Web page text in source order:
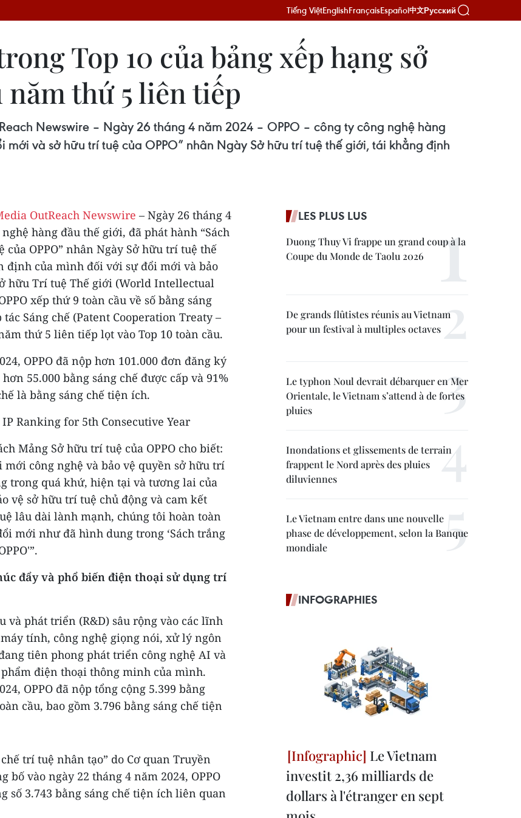
Tiếng ViệtEnglishFrançaisEspañol中文Русский
Top 10 của bảng xếp hạng sở
thứ 5 liên tiếp
Newswire – Ngày 26 tháng 4 năm 2024 – OPPO – công ty công nghệ hàng
và sở hữu trí tuệ của OPPO” nhân Ngày Sở hữu trí tuệ thế giới, tái khẳng định
OutReach Newswire – Ngày 26 tháng 4
hàng đầu thế giới, đã phát hành “Sách
OPPO” nhân Ngày Sở hữu trí tuệ thế
của mình đối với sự đổi mới và bảo
hữu Trí tuệ Thế giới (World Intellectual
xếp thứ 9 toàn cầu về số bằng sáng
Sáng chế (Patent Cooperation Treaty –
thứ 5 liên tiếp lọt vào Top 10 toàn cầu.
OPPO đã nộp hơn 101.000 đơn đăng ký
55.000 bằng sáng chế được cấp và 91%
là bằng sáng chế tiện ích.
Mảng Sở hữu trí tuệ của OPPO cho biết:
mới công nghệ và bảo vệ quyền sở hữu trí
trong quá khứ, hiện tại và tương lai của
vệ sở hữu trí tuệ chủ động và cam kết
lâu dài lành mạnh, chúng tôi hoàn toàn
mới như đã hình dung trong ‘Sách trắng
đẩy và phổ biến điện thoại sử dụng trí
và phát triển (R&D) sâu rộng vào các lĩnh
tính, công nghệ giọng nói, xử lý ngôn
tiên phong phát triển công nghệ AI và
điện thoại thông minh của mình.
OPPO đã nộp tổng cộng 5.399 bằng
cầu, bao gồm 3.796 bằng sáng chế tiện
trí tuệ nhân tạo” do Cơ quan Truyền
vào ngày 22 tháng 4 năm 2024, OPPO
số 3.743 bằng sáng chế tiện ích liên quan
LES PLUS LUS
Duong Thuy Vi frappe un grand coup à la
Coupe du Monde de Taolu 2026
De grands flûtistes réunis au Vietnam
pour un festival à multiples octaves
Le typhon Noul devrait débarquer en Mer
Orientale, le Vietnam s’attend à de fortes
pluies
Inondations et glissements de terrain
frappent le Nord après des pluies
diluviennes
Le Vietnam entre dans une nouvelle
phase de développement, selon la Banque
mondiale
INFOGRAPHIES
Le Vietnam
investit 2,36 milliards de
dollars à l'étranger en sept